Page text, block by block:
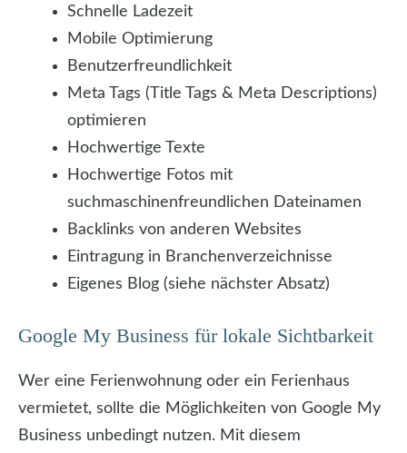
Schnelle Ladezeit
Mobile Optimierung
Benutzerfreundlichkeit
Meta Tags (Title Tags & Meta Descriptions)
optimieren
Hochwertige Texte
Hochwertige Fotos mit
suchmaschinenfreundlichen Dateinamen
Backlinks von anderen Websites
Eintragung in Branchenverzeichnisse
Eigenes Blog (siehe nächster Absatz)
Google My Business für lokale Sichtbarkeit
Wer eine Ferienwohnung oder ein Ferienhaus
vermietet, sollte die Möglichkeiten von Google My
Business unbedingt nutzen. Mit diesem